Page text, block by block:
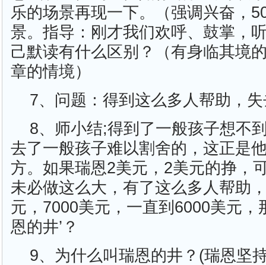
乐的场景再现一下。（强调兴奋，
景。指导：刚才我们欢呼、鼓掌，
己默读有什么区别？（有身临其境
章的情境）
7、问题：得到这么多人帮助，
8、师小结;得到了一般孩子想不
去了一般孩子难以割舍的，这正是
方。如果瑞恩2美元，2美元的挣，
未必做这么大，有了这么多人帮助
元，7000美元，一直到6000美元，
恩的井’？
9、为什么叫瑞恩的井？(瑞恩坚